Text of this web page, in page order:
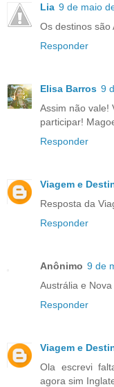
Lia 9 de maio
Os destinos são
Responder
Elisa Barros 9
Assim não vale!
participar!
Responder
Viagem e
Resposta da
Responder
Anônimo 9 de
Austrália e
Responder
Viagem e
Ola escrevi
agora sim